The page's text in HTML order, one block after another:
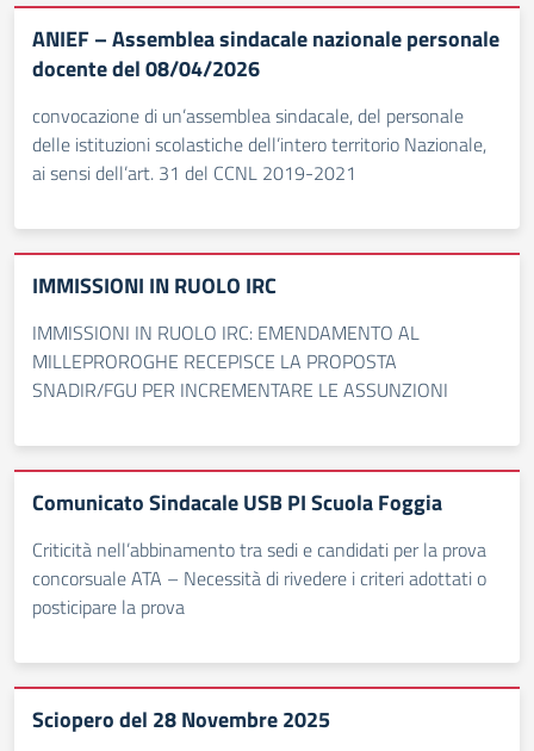
ANIEF – Assemblea sindacale nazionale personale
docente del 08/04/2026
convocazione di un’assemblea sindacale, del personale
delle istituzioni scolastiche dell’intero territorio Nazionale,
ai sensi dell’art. 31 del CCNL 2019-2021
IMMISSIONI IN RUOLO IRC
IMMISSIONI IN RUOLO IRC: EMENDAMENTO AL
MILLEPROROGHE RECEPISCE LA PROPOSTA
SNADIR/FGU PER INCREMENTARE LE ASSUNZIONI
Comunicato Sindacale USB PI Scuola Foggia
Criticità nell’abbinamento tra sedi e candidati per la prova
concorsuale ATA – Necessità di rivedere i criteri adottati o
posticipare la prova
Sciopero del 28 Novembre 2025